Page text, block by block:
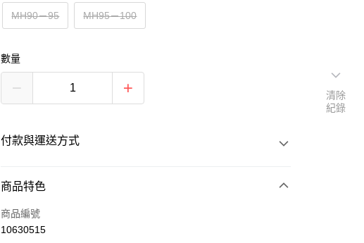
MH90－95 MH95－100
數量
付款與運送方式
付款方式
信用卡一次付款
商品特色
商品編號
10630515
清除
紀錄